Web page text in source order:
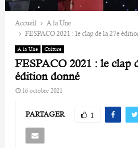
Accueil
A la Une
FESPACO 2021 : le clap de la 27e
A la Une Culture
FESPACO 2021 : le clap
édition donné
16 octobre 2021
PARTAGER 1